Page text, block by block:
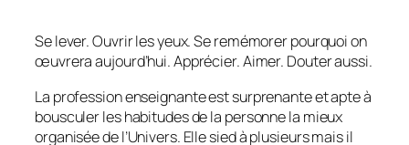
Se lever. Ouvrir les yeux. Se remémorer pourquoi on
œuvrera aujourd’hui. Apprécier. Aimer. Douter aussi.
La profession enseignante est surprenante et apte à
bousculer les habitudes de la personne la mieux
organisée de l’Univers. Elle sied à plusieurs mais il